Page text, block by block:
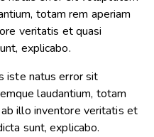
totam rem aperiam
veritatis et quasi
explicabo.
iste natus error sit
laudantium, totam
illo inventore veritatis et
sunt, explicabo.